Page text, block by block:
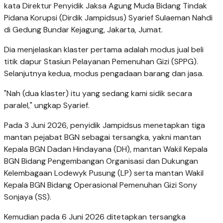
kata Direktur Penyidik Jaksa Agung Muda Bidang Tindak
Pidana Korupsi (Dirdik Jampidsus) Syarief Sulaeman Nahdi
di Gedung Bundar Kejagung, Jakarta, Jumat.
Dia menjelaskan klaster pertama adalah modus jual beli
titik dapur Stasiun Pelayanan Pemenuhan Gizi (SPPG).
Selanjutnya kedua, modus pengadaan barang dan jasa.
"Nah (dua klaster) itu yang sedang kami sidik secara
paralel," ungkap Syarief.
Pada 3 Juni 2026, penyidik Jampidsus menetapkan tiga
mantan pejabat BGN sebagai tersangka, yakni mantan
Kepala BGN Dadan Hindayana (DH), mantan Wakil Kepala
BGN Bidang Pengembangan Organisasi dan Dukungan
Kelembagaan Lodewyk Pusung (LP) serta mantan Wakil
Kepala BGN Bidang Operasional Pemenuhan Gizi Sony
Sonjaya (SS).
Kemudian pada 6 Juni 2026 ditetapkan tersangka